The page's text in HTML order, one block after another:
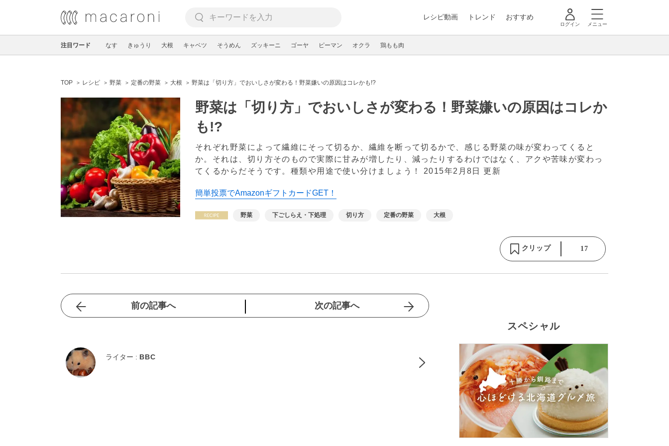
レシピ動画 トレンド おすすめ
ログイン メニュー
注目ワード なす きゅうり 大根 キャベツ そうめん ズッキーニ ゴーヤ ピーマン オクラ 鶏もも肉
TOP レシピ 野菜 定番の野菜 大根 野菜は「切り方」でおいしさが変わる！野菜嫌いの原因はコレかも!?
野菜は「切り方」でおいしさが変わる！野菜嫌いの原因はコレか
も!?
それぞれ野菜によって繊維にそって切るか、繊維を断って切るかで、感じる野菜の味が変わってくると
か。それは、切り方そのもので実際に甘みが増したり、減ったりするわけではなく、アクや苦味が変わっ
てくるからだそうです。種類や用途で使い分けましょう！ 2015年2月8日 更新
簡単投票でAmazonギフトカードGET！
野菜 下ごしらえ・下処理 切り方 定番の野菜 大根
クリップ 17
前の記事へ 次の記事へ
ライター : BBC
スペシャル